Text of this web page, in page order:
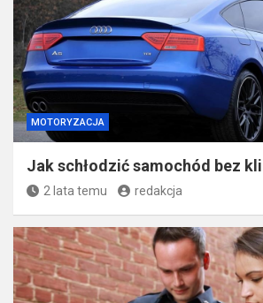
MOTORYZACJA
Jak schłodzić samochód bez
2 lata temu redakcja